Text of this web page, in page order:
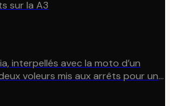
sur la A3
interpellés avec la moto d’un
voleurs mis aux arrêts pour un